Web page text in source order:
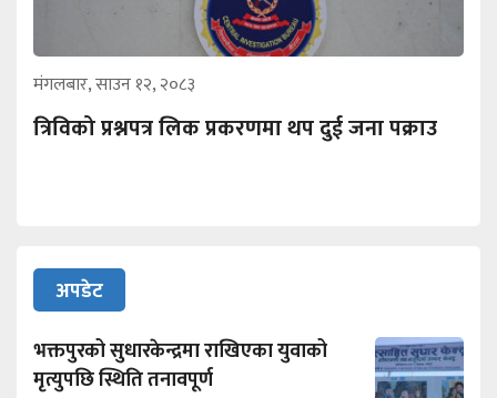
मंगलबार, साउन १२, २०८३
त्रिविको प्रश्नपत्र लिक प्रकरणमा थप दुई जना पक्राउ
अपडेट
भक्तपुरको सुधारकेन्द्रमा राखिएका युवाको
मृत्युपछि स्थिति तनावपूर्ण